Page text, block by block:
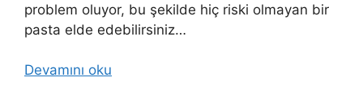
problem oluyor, bu şekilde hiç riski olmayan bir
pasta elde edebilirsiniz…
Devamını oku